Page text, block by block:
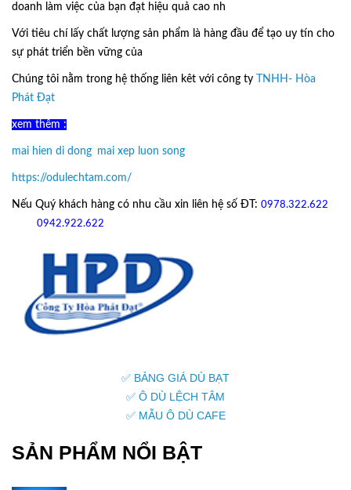
doanh làm việc của bạn đạt hiệu quả cao nh
Với tiêu chí lấy chất lượng sản phẩm là hàng đầu để tạo uy tín cho
sự phát triển bền vững của
Chúng tôi nằm trong hệ thống liên kêt với công ty TNHH- Hòa
Phát Đạt
xem thêm :
mai hien di dong mai xep luon song
https://odulechtam.com/
Nếu Quý khách hàng có nhu cầu xin liên hệ số ĐT: 0978.322.622
0942.922.622
✅ BẢNG GIÁ DÙ BẠT
✅ Ô DÙ LỆCH TÂM
✅ MẪU Ô DÙ CAFE
SẢN PHẨM NỔI BẬT